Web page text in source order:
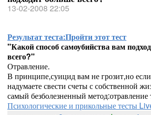
13-02-2008 22:05
Результат теста:Пройти этот тест
"Какой способ самоубийства вам
всего?"
Отравление.
В принципе,суицид вам не грозит,но
надумаете свести счеты с собственной
самый безболезненный метод:отравление
Психологические и прикольные тесты